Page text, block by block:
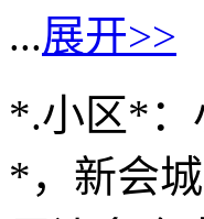
...展开>>
*.小区*：
*，新会